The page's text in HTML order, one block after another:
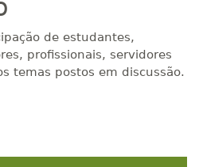
de estudantes,
profissionais, servidores
temas postos em discussão.